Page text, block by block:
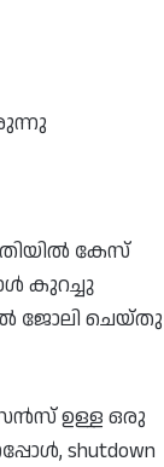
കേസ്
കുറച്ചു
ജോലി ചെയ്തു
ഉള്ള ഒരു
shutdown